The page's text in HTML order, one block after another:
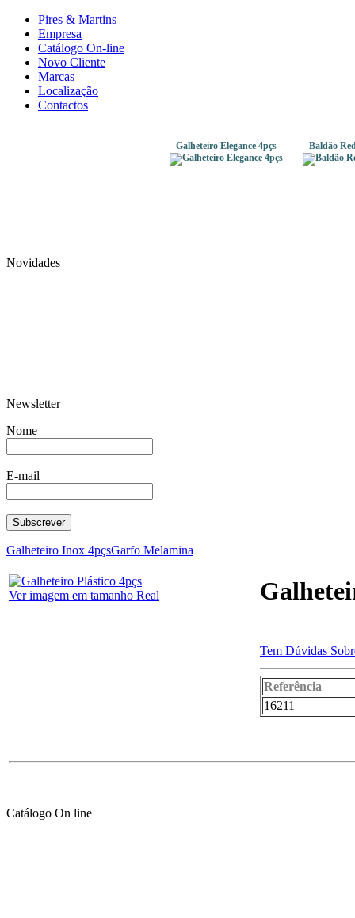
Pires & Martins
Empresa
Catálogo On-line
Novo Cliente
Marcas
Localização
Contactos
Galheteiro Elegance 4pçs Baldão
Caixa redonda micro
Tigela
Novidades
Newsletter
Nome
E-mail
Galheteiro Inox 4pçsGarfo Melamina
Ver imagem em tamanho Real
Tem Dúvidas
Referência
16211
Catálogo On line